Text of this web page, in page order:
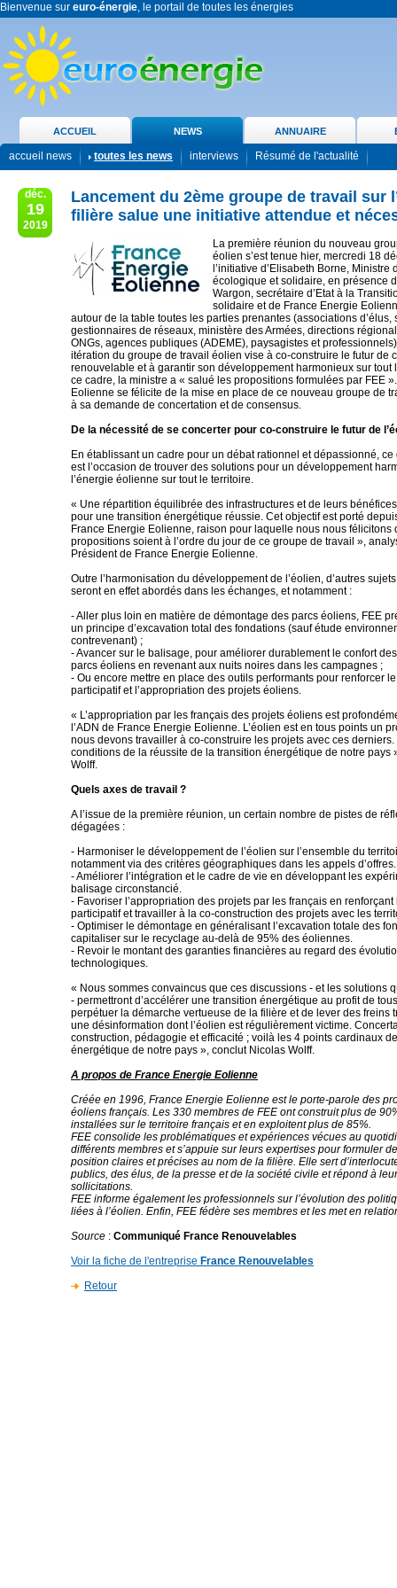
Bienvenue sur euro-énergie, le portail de toutes les énergies
ACCUEIL NEWS ANNUAIRE
accueil news toutes les news interviews Résumé de l'actualité
déc.
19
2019
Lancement du 2ème groupe de travail sur
filière salue une initiative attendue et
La première réunion du nouveau
éolien s’est tenue hier, mercredi 18
l’initiative d’Elisabeth Borne, Ministre
écologique et solidaire, en présence
Wargon, secrétaire d’Etat à la
solidaire et de France Energie
autour de la table toutes les parties prenantes (associations d’élus,
gestionnaires de réseaux, ministère des Armées, directions
ONGs, agences publiques (ADEME), paysagistes et
itération du groupe de travail éolien vise à co-construire le futur de
renouvelable et à garantir son développement harmonieux sur tout
ce cadre, la ministre a « salué les propositions formulées par FEE
Eolienne se félicite de la mise en place de ce nouveau groupe de
à sa demande de concertation et de consensus.
De la nécessité de se concerter pour co-construire le futur de
En établissant un cadre pour un débat rationnel et dépassionné,
est l’occasion de trouver des solutions pour un développement
l’énergie éolienne sur tout le territoire.
« Une répartition équilibrée des infrastructures et de leurs
pour une transition énergétique réussie. Cet objectif est porté
France Energie Eolienne, raison pour laquelle nous nous félicitons
propositions soient à l’ordre du jour de ce groupe de travail »,
Président de France Energie Eolienne.
Outre l’harmonisation du développement de l’éolien, d’autres
seront en effet abordés dans les échanges, et notamment :
- Aller plus loin en matière de démontage des parcs éoliens, FEE
un principe d’excavation total des fondations (sauf étude
contrevenant) ;
- Avancer sur le balisage, pour améliorer durablement le confort
parcs éoliens en revenant aux nuits noires dans les campagnes ;
- Ou encore mettre en place des outils performants pour renforcer
participatif et l’appropriation des projets éoliens.
« L’appropriation par les français des projets éoliens est
l’ADN de France Energie Eolienne. L’éolien est en tous points un
nous devons travailler à co-construire les projets avec ces derniers.
conditions de la réussite de la transition énergétique de notre pays
Wolff.
Quels axes de travail ?
A l’issue de la première réunion, un certain nombre de pistes de
dégagées :
- Harmoniser le développement de l’éolien sur l’ensemble du
notamment via des critères géographiques dans les appels d’offres.
- Améliorer l’intégration et le cadre de vie en développant les
balisage circonstancié.
- Favoriser l’appropriation des projets par les français en
participatif et travailler à la co-construction des projets avec les
- Optimiser le démontage en généralisant l’excavation totale des
capitaliser sur le recyclage au-delà de 95% des éoliennes.
- Revoir le montant des garanties financières au regard des
technologiques.
« Nous sommes convaincus que ces discussions - et les solutions
- permettront d’accélérer une transition énergétique au profit de
perpétuer la démarche vertueuse de la filière et de lever des freins
une désinformation dont l’éolien est régulièrement victime.
construction, pédagogie et efficacité ; voilà les 4 points cardinaux
énergétique de notre pays », conclut Nicolas Wolff.
A propos de France Energie Eolienne
Créée en 1996, France Energie Eolienne est le porte-parole des
éoliens français. Les 330 membres de FEE ont construit plus de
installées sur le territoire français et en exploitent plus de 85%.
FEE consolide les problématiques et expériences vécues au
différents membres et s’appuie sur leurs expertises pour formuler
position claires et précises au nom de la filière. Elle sert
publics, des élus, de la presse et de la société civile et répond à
sollicitations.
FEE informe également les professionnels sur l’évolution des
liées à l’éolien. Enfin, FEE fédère ses membres et les met en
Source : Communiqué France Renouvelables
Voir la fiche de l'entreprise France Renouvelables
Retour